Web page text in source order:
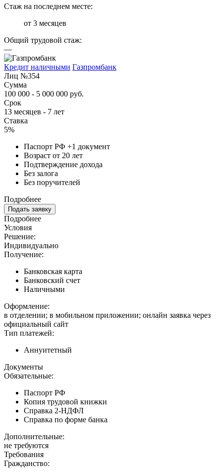
Стаж на последнем месте:
от 3 месяцев
Общий трудовой стаж:
—
Кредит наличными Газпромбанк
Лиц №354
Сумма
100 000 - 5 000 000 руб.
Срок
13 месяцев - 7 лет
Ставка
5%
Паспорт РФ +1 документ
Возраст от 20 лет
Подтверждение дохода
Без залога
Без поручителей
Подробнее
Подать заявку
Подробнее
Условия
Решение:
Индивидуально
Получение:
Банковская карта
Банковский счет
Наличными
Оформление:
в отделении; в мобильном приложении; онлайн заявка через
официальный сайт
Тип платежей:
Аннуитетный
Документы
Обязательные:
Паспорт РФ
Копия трудовой книжки
Справка 2-НДФЛ
Справка по форме банка
Дополнительные:
не требуются
Требования
Гражданство: